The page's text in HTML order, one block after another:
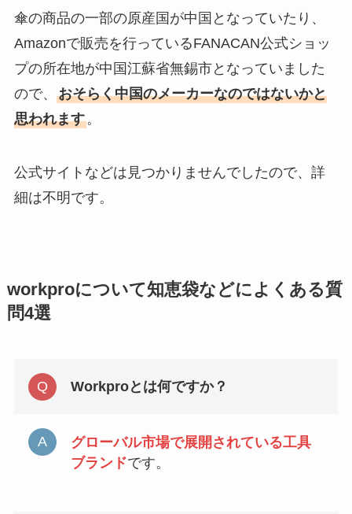
傘の商品の一部の原産国が中国となっていたり、
Amazonで販売を行っているFANACAN公式ショッ
プの所在地が中国江蘇省無錫市となっていました
ので、 おそらく中国のメーカーなのではないかと
思われます。
公式サイトなどは見つかりませんでしたので、詳
細は不明です。
workproについて知恵袋などによくある質
問4選
Workproとは何ですか？
グローバル市場で展開されている工具
ブランドです。